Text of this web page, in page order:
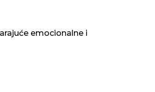
emocionalne i